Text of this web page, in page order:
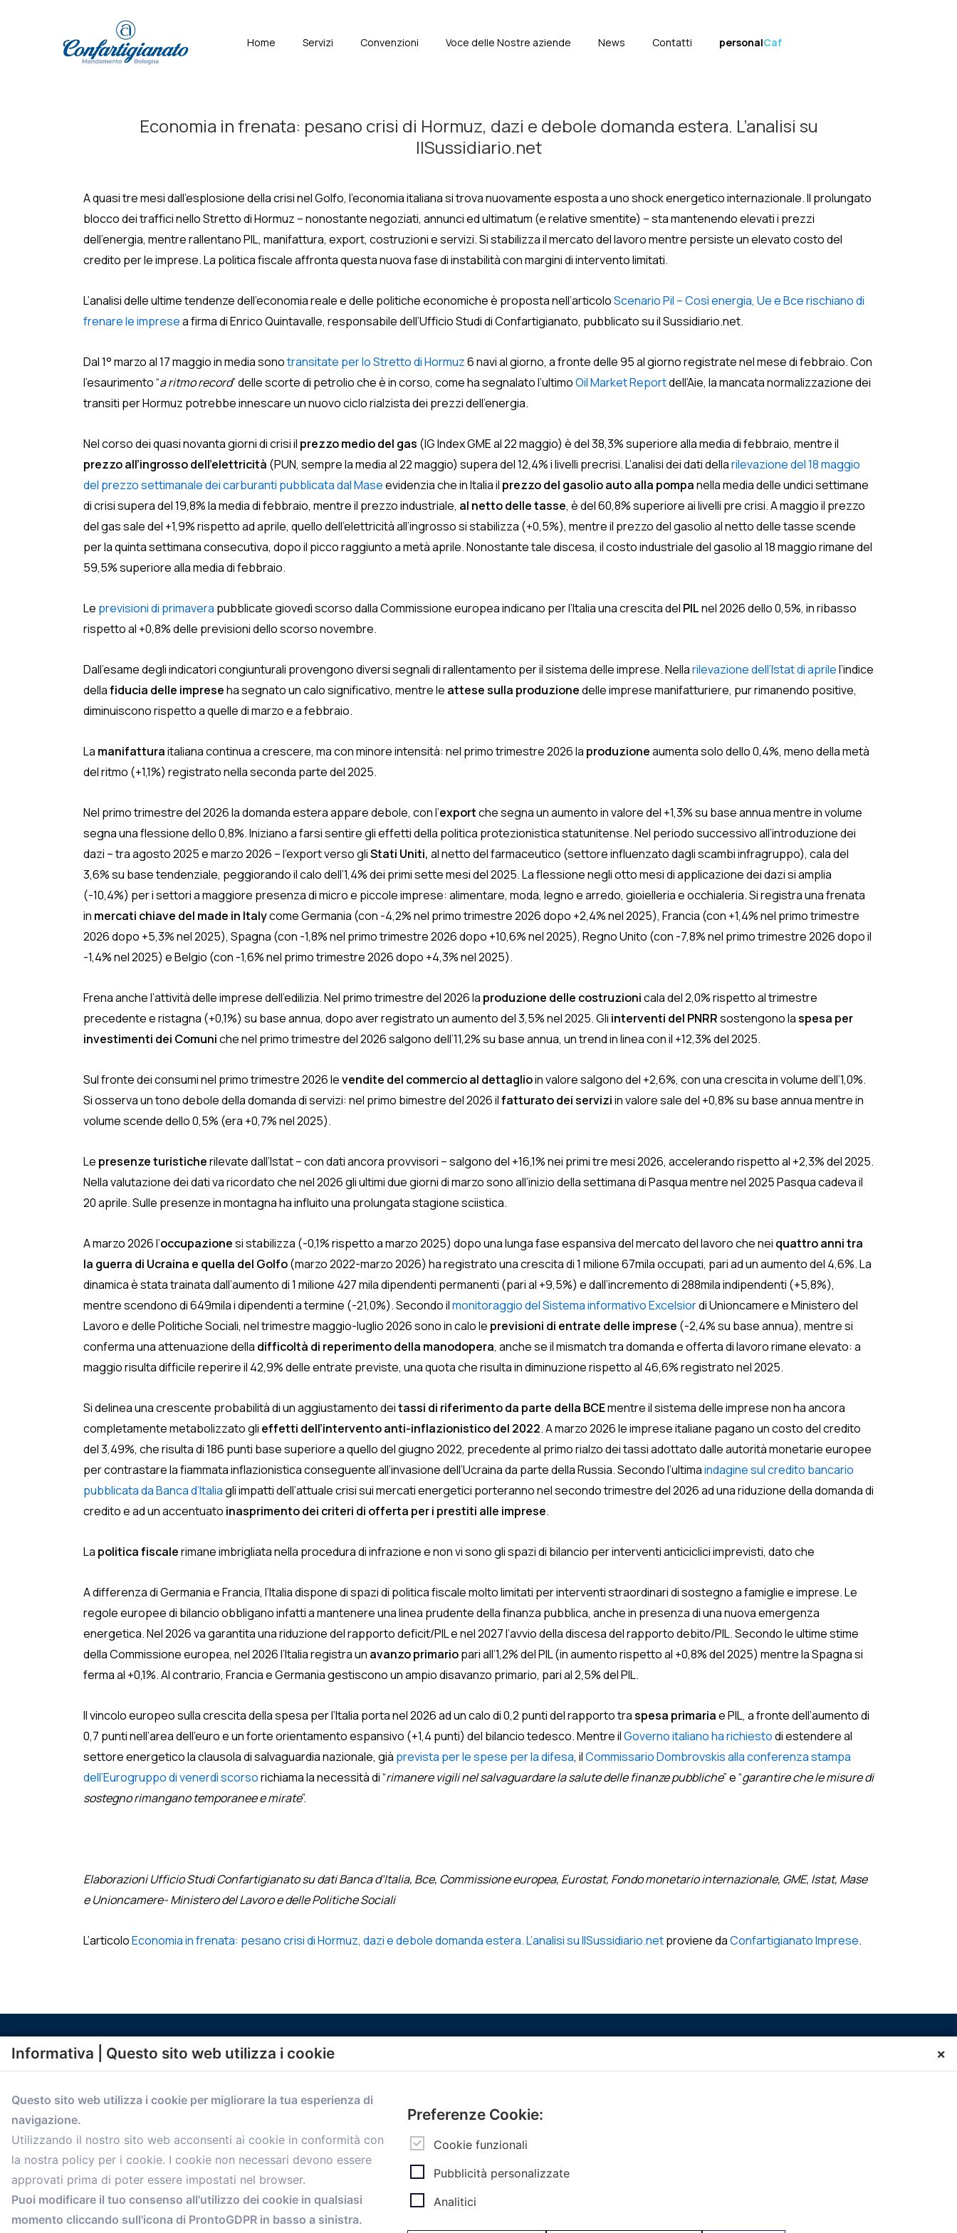
Menù
Home Servizi Convenzioni Voce delle Nostre aziende News Contatti personalCaf
Economia in frenata: pesano crisi di Hormuz, dazi e debole domanda estera. L’analisi su
IlSussidiario.net
A quasi tre mesi dall’esplosione della crisi nel Golfo, l’economia italiana si trova nuovamente esposta a uno shock energetico internazionale. Il prolungato
blocco dei traffici nello Stretto di Hormuz – nonostante negoziati, annunci ed ultimatum (e relative smentite) – sta mantenendo elevati i prezzi
dell’energia, mentre rallentano PIL, manifattura, export, costruzioni e servizi. Si stabilizza il mercato del lavoro mentre persiste un elevato costo del
credito per le imprese. La politica fiscale affronta questa nuova fase di instabilità con margini di intervento limitati.
L’analisi delle ultime tendenze dell’economia reale e delle politiche economiche è proposta nell’articoloScenario Pil – Così energia, Ue e Bce rischiano di
frenare le impresea firma di Enrico Quintavalle, responsabile dell’Ufficio Studi di Confartigianato, pubblicato su il Sussidiario.net.
Dal 1° marzo al 17 maggio in media sonotransitate per lo Stretto di Hormuz6 navi al giorno, a fronte delle 95 al giorno registrate nel mese di febbraio. Con
l’esaurimento “a ritmo record” delle scorte di petrolio che è in corso, come ha segnalato l’ultimoOil Market Reportdell’Aie, la mancata normalizzazione dei
transiti per Hormuz potrebbe innescare un nuovo ciclo rialzista dei prezzi dell’energia.
Nel corso dei quasi novanta giorni di crisi il prezzo medio del gas (IG Index GME al 22 maggio) è del 38,3% superiore alla media di febbraio, mentre il
prezzo all’ingrosso dell’elettricità (PUN, sempre la media al 22 maggio) supera del 12,4% i livelli precrisi. L’analisi dei dati dellarilevazione del 18 maggio
del prezzo settimanale dei carburanti pubblicata dal Maseevidenzia che in Italia il prezzo del gasolio auto alla pompanella media delle undici settimane
di crisi supera del 19,8% la media di febbraio, mentre il prezzo industriale, al netto delle tasse, è del 60,8% superiore ai livelli pre crisi. A maggio il prezzo
del gas sale del +1,9% rispetto ad aprile, quello dell’elettricità all’ingrosso si stabilizza (+0,5%), mentre il prezzo del gasolio al netto delle tasse scende
per la quinta settimana consecutiva, dopo il picco raggiunto a metà aprile. Nonostante tale discesa, il costo industriale del gasolio al 18 maggio rimane del
59,5% superiore alla media di febbraio.
Le previsioni di primavera pubblicate giovedì scorso dalla Commissione europea indicano per l’Italia una crescita del PILnel 2026 dello 0,5%, in ribasso
rispetto al +0,8% delle previsioni dello scorso novembre.
Dall’esame degli indicatori congiunturali provengono diversi segnali di rallentamento per il sistema delle imprese. Nellarilevazione dell’Istat di aprilel’indice
dellafiducia delle impreseha segnato un calo significativo, mentre le attese sulla produzionedelle imprese manifatturiere, pur rimanendo positive,
diminuiscono rispetto a quelle di marzo e a febbraio.
La manifatturaitaliana continua a crescere, ma con minore intensità: nel primo trimestre 2026 la produzioneaumenta solo dello 0,4%, meno della metà
del ritmo (+1,1%) registrato nella seconda parte del 2025.
Nel primo trimestre del 2026 la domanda estera appare debole, con l’exportche segna un aumento in valore del +1,3% su base annua mentre in volume
segna una flessione dello 0,8%. Iniziano a farsi sentire gli effetti della politica protezionistica statunitense. Nel periodo successivo all’introduzione dei
dazi – tra agosto 2025 e marzo 2026 – l’export verso gliStati Uniti, al netto del farmaceutico (settore influenzato dagli scambi infragruppo), cala del
3,6% su base tendenziale, peggiorando il calo dell’1,4% dei primi sette mesi del 2025. La flessione negli otto mesi di applicazione dei dazi si amplia
(-10,4%) per i settori a maggiore presenza di micro e piccole imprese: alimentare, moda, legno e arredo, gioielleria e occhialeria. Si registra una frenata
in mercati chiave del made in Italycome Germania (con -4,2% nel primo trimestre 2026 dopo +2,4% nel 2025), Francia (con +1,4% nel primo trimestre
2026 dopo +5,3% nel 2025), Spagna (con -1,8% nel primo trimestre 2026 dopo +10,6% nel 2025), Regno Unito (con -7,8% nel primo trimestre 2026 dopo il
-1,4% nel 2025) e Belgio (con -1,6% nel primo trimestre 2026 dopo +4,3% nel 2025).
Frena anche l’attività delle imprese dell’edilizia. Nel primo trimestre del 2026 la produzione delle costruzionicala del 2,0% rispetto al trimestre
precedente e ristagna (+0,1%) su base annua, dopo aver registrato un aumento del 3,5% nel 2025. Gli interventi del PNRRsostengono laspesa per
investimenti dei Comuniche nel primo trimestre del 2026 salgono dell’11,2% su base annua, un trend in linea con il +12,3% del 2025.
Sul fronte dei consumi nel primo trimestre 2026 levendite del commercio al dettaglioin valore salgono del +2,6%, con una crescita in volume dell’1,0%.
Si osserva un tono debole della domanda di servizi: nel primo bimestre del 2026 ilfatturato dei serviziin valore sale del +0,8% su base annua mentre in
volume scende dello 0,5% (era +0,7% nel 2025).
Le presenze turisticherilevate dall’Istat – con dati ancora provvisori – salgono del +16,1% nei primi tre mesi 2026, accelerando rispetto al +2,3% del 2025.
Nella valutazione dei dati va ricordato che nel 2026 gli ultimi due giorni di marzo sono all’inizio della settimana di Pasqua mentre nel 2025 Pasqua cadeva il
20 aprile. Sulle presenze in montagna ha influito una prolungata stagione sciistica.
A marzo 2026 l’occupazionesi stabilizza (-0,1% rispetto a marzo 2025) dopo una lunga fase espansiva del mercato del lavoro che nei quattro anni tra
la guerra di Ucraina e quella del Golfo(marzo 2022-marzo 2026) ha registrato una crescita di 1 milione 67mila occupati, pari ad un aumento del 4,6%. La
dinamica è stata trainata dall’aumento di 1 milione 427 mila dipendenti permanenti (pari al +9,5%) e dall’incremento di 288mila indipendenti (+5,8%),
mentre scendono di 649mila i dipendenti a termine (-21,0%). Secondo ilmonitoraggio del Sistema informativo Excelsiordi Unioncamere e Ministero del
Lavoro e delle Politiche Sociali, nel trimestre maggio-luglio 2026 sono in calo le previsioni di entrate delle imprese (-2,4% su base annua), mentre si
conferma una attenuazione della difficoltà di reperimento della manodopera, anche se il mismatch tra domanda e offerta di lavoro rimane elevato: a
maggio risulta difficile reperire il 42,9% delle entrate previste, una quota che risulta in diminuzione rispetto al 46,6% registrato nel 2025.
Si delinea una crescente probabilità di un aggiustamento deitassi di riferimento da parte della BCEmentre il sistema delle imprese non ha ancora
completamente metabolizzato gli effetti dell’intervento anti-inflazionistico del 2022. A marzo 2026 le imprese italiane pagano un costo del credito
del 3,49%, che risulta di 186 punti base superiore a quello del giugno 2022, precedente al primo rialzo dei tassi adottato dalle autorità monetarie europee
per contrastare la fiammata inflazionistica conseguente all’invasione dell’Ucraina da parte della Russia. Secondo l’ultimaindagine sul credito bancario
pubblicata da Banca d’Italiagli impatti dell’attuale crisi sui mercati energetici porteranno nel secondo trimestre del 2026 ad una riduzione della domanda di
credito e ad un accentuato inasprimento dei criteri di offerta per i prestiti alle imprese.
La politica fiscalerimane imbrigliata nella procedura di infrazione e non vi sono gli spazi di bilancio per interventi anticiclici imprevisti, dato che
A differenza di Germania e Francia, l’Italia dispone di spazi di politica fiscale molto limitati per interventi straordinari di sostegno a famiglie e imprese. Le
regole europee di bilancio obbligano infatti a mantenere una linea prudente della finanza pubblica, anche in presenza di una nuova emergenza
energetica. Nel 2026 va garantita una riduzione del rapporto deficit/PIL e nel 2027 l’avvio della discesa del rapporto debito/PIL. Secondo le ultime stime
della Commissione europea, nel 2026 l’Italia registra un avanzo primariopari all’1,2% del PIL (in aumento rispetto al +0,8% del 2025) mentre la Spagna si
ferma al +0,1%. Al contrario, Francia e Germania gestiscono un ampio disavanzo primario, pari al 2,5% del PIL.
Il vincolo europeo sulla crescita della spesa per l’Italia porta nel 2026 ad un calo di 0,2 punti del rapporto traspesa primariae PIL, a fronte dell’aumento di
0,7 punti nell’area dell’euro e un forte orientamento espansivo (+1,4 punti) del bilancio tedesco. Mentre ilGoverno italiano ha richiestodi estendere al
settore energetico la clausola di salvaguardia nazionale, già prevista per le spese per la difesa, ilCommissario Dombrovskis alla conferenza stampa
dell’Eurogruppo di venerdì scorsorichiama la necessità di “rimanere vigili nel salvaguardare la salute delle finanze pubbliche” e “garantire che le misure di
sostegno rimangano temporanee e mirate”.
Elaborazioni Ufficio Studi Confartigianato su dati Banca d’Italia, Bce, Commissione europea, Eurostat, Fondo monetario internazionale, GME, Istat, Mase
e Unioncamere- Ministero del Lavoro e delle Politiche Sociali
L’articoloEconomia in frenata: pesano crisi di Hormuz, dazi e debole domanda estera. L’analisi su IlSussidiario.netproviene daConfartigianato Imprese.
comunicazione@confartigianato.bo.it
Menù
Home
Servizi
Convenzioni
Informazioni Ex L. 124/2017
Informativa | Questo sito web utilizza i cookie ×
Questo sito web utilizza i cookie per migliorare la tua esperienza di
navigazione.
Utilizzando il nostro sito web acconsenti ai cookie in conformità con
la nostra policy per i cookie. I cookie non necessari devono essere
approvati prima di poter essere impostati nel browser.
Puoi modificare il tuo consenso all'utilizzo dei cookie in qualsiasi
momento cliccando sull'icona di ProntoGDPR in basso a sinistra.
Preferenze Cookie:
Cookie funzionali
Pubblicità personalizzate
Analitici